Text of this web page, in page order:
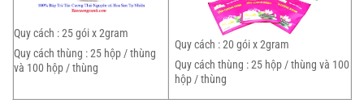
Quy cách : 25 gói x 2gram
Quy cách thùng : 25 hộp / thùng
và 100 hộp / thùng
Quy cách : 20 gói x 2gram
Quy cách thùng : 25 hộp / thùng và 100
hộp / thùng